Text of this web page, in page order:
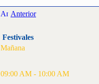
Anterior
Festivales
Mañana
09:00 AM - 10:00 AM